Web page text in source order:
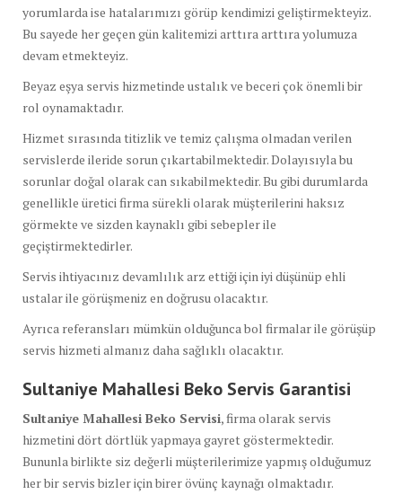
yorumlarda ise hatalarımızı görüp kendimizi geliştirmekteyiz.
Bu sayede her geçen gün kalitemizi arttıra arttıra yolumuza
devam etmekteyiz.
Beyaz eşya servis hizmetinde ustalık ve beceri çok önemli bir
rol oynamaktadır.
Hizmet sırasında titizlik ve temiz çalışma olmadan verilen
servislerde ileride sorun çıkartabilmektedir. Dolayısıyla bu
sorunlar doğal olarak can sıkabilmektedir. Bu gibi durumlarda
genellikle üretici firma sürekli olarak müşterilerini haksız
görmekte ve sizden kaynaklı gibi sebepler ile
geçiştirmektedirler.
Servis ihtiyacınız devamlılık arz ettiği için iyi düşünüp ehli
ustalar ile görüşmeniz en doğrusu olacaktır.
Ayrıca referansları mümkün olduğunca bol firmalar ile görüşüp
servis hizmeti almanız daha sağlıklı olacaktır.
Sultaniye Mahallesi Beko Servis Garantisi
Sultaniye Mahallesi Beko Servisi, firma olarak servis
hizmetini dört dörtlük yapmaya gayret göstermektedir.
Bununla birlikte siz değerli müşterilerimize yapmış olduğumuz
her bir servis bizler için birer övünç kaynağı olmaktadır.